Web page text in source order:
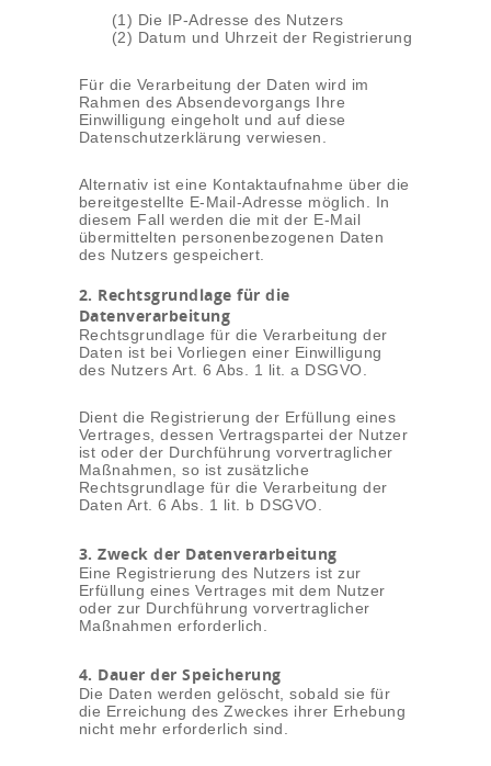
(1) Die IP-Adresse des Nutzers
(2) Datum und Uhrzeit der Registrierung
Für die Verarbeitung der Daten wird im
Rahmen des Absendevorgangs Ihre
Einwilligung eingeholt und auf diese
Datenschutzerklärung verwiesen.
Alternativ ist eine Kontaktaufnahme über die
bereitgestellte E-Mail-Adresse möglich. In
diesem Fall werden die mit der E-Mail
übermittelten personenbezogenen Daten
des Nutzers gespeichert.
2. Rechtsgrundlage für die
Datenverarbeitung
Rechtsgrundlage für die Verarbeitung der
Daten ist bei Vorliegen einer Einwilligung
des Nutzers Art. 6 Abs. 1 lit. a DSGVO.
Dient die Registrierung der Erfüllung eines
Vertrages, dessen Vertragspartei der Nutzer
ist oder der Durchführung vorvertraglicher
Maßnahmen, so ist zusätzliche
Rechtsgrundlage für die Verarbeitung der
Daten Art. 6 Abs. 1 lit. b DSGVO.
3. Zweck der Datenverarbeitung
Eine Registrierung des Nutzers ist zur
Erfüllung eines Vertrages mit dem Nutzer
oder zur Durchführung vorvertraglicher
Maßnahmen erforderlich.
4. Dauer der Speicherung
Die Daten werden gelöscht, sobald sie für
die Erreichung des Zweckes ihrer Erhebung
nicht mehr erforderlich sind.